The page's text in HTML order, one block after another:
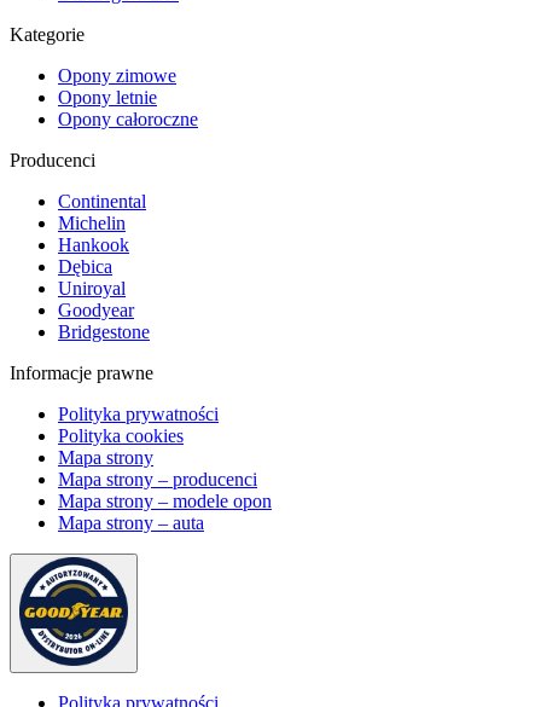
Kategorie
Opony zimowe
Opony letnie
Opony całoroczne
Producenci
Continental
Michelin
Hankook
Dębica
Uniroyal
Goodyear
Bridgestone
Informacje prawne
Polityka prywatności
Polityka cookies
Mapa strony
Mapa strony – producenci
Mapa strony – modele opon
Mapa strony – auta
Polityka prywatności